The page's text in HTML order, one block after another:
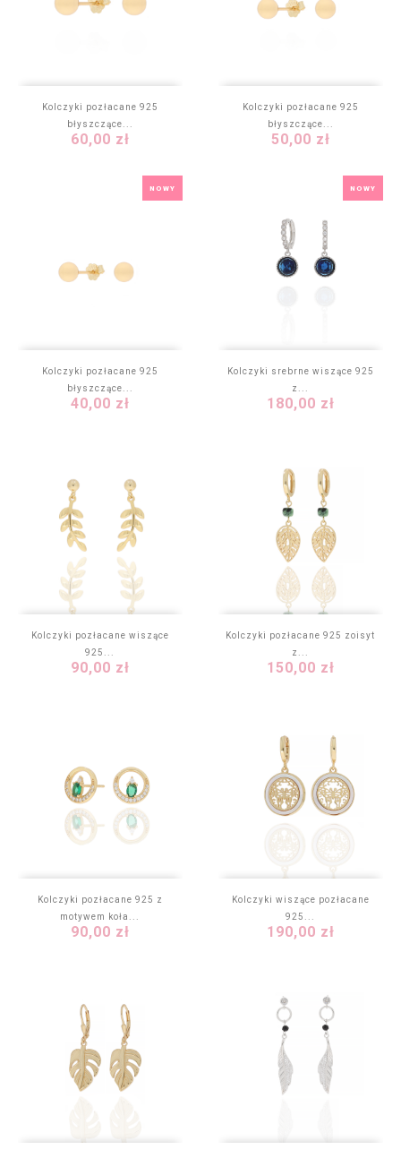
Kolczyki pozłacane 925
błyszczące...
Cena
60,00 zł
Kolczyki pozłacane 925
błyszczące...
Cena
50,00 zł
Kolczyki pozłacane 925
błyszczące...
Cena
40,00 zł
NOWY
Kolczyki srebrne wiszące 925
z...
Cena
180,00 zł
NOWY
Kolczyki pozłacane wiszące
925...
Cena
90,00 zł
Kolczyki pozłacane 925 zoisyt
z...
Cena
150,00 zł
Kolczyki pozłacane 925 z
motywem koła...
Cena
90,00 zł
Kolczyki wiszące pozłacane
925...
Cena
190,00 zł